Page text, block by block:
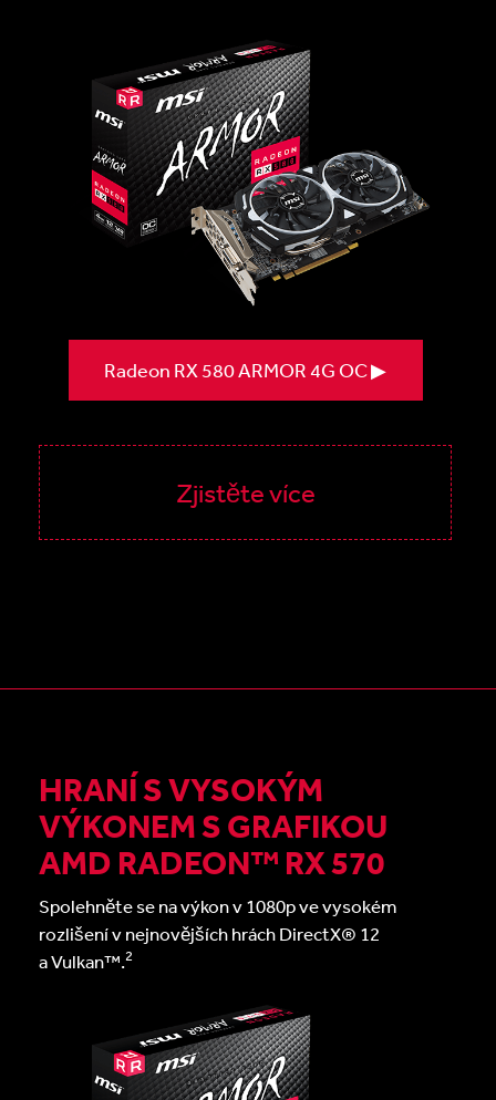
Radeon RX 580 ARMOR 4G OC ▶
Zjistěte více
HRANÍ S VYSOKÝM
VÝKONEM S GRAFIKOU
AMD RADEON™ RX 570
Spolehněte se na výkon v 1080p ve vysokém
rozlišení v nejnovějších hrách DirectX® 12
a Vulkan™.2